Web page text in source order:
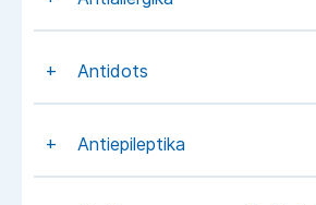
Antidots
Antiepileptika